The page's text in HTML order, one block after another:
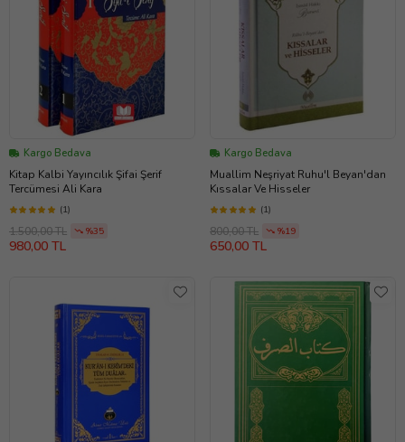
Kargo Bedava
Kitap Kalbi Yayıncılık Şifai Şerif
Tercümesi Ali Kara
(1)
1.500,00 TL %35
980,00 TL
Kargo Bedava
Muallim Neşriyat Ruhu'l Beyan'dan
Kıssalar Ve Hisseler
(1)
800,00 TL %19
650,00 TL